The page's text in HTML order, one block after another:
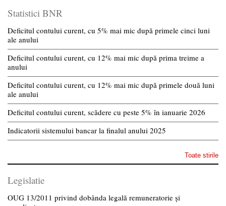
Statistici BNR
Deficitul contului curent, cu 5% mai mic după primele cinci luni
ale anului
Deficitul contului curent, cu 12% mai mic după prima treime a
anului
Deficitul contului curent, cu 12% mai mic după primele două luni
ale anului
Deficitul contului curent, scădere cu peste 5% în ianuarie 2026
Indicatorii sistemului bancar la finalul anului 2025
Toate stirile
Legislatie
OUG 13/2011 privind dobânda legală remuneratorie și